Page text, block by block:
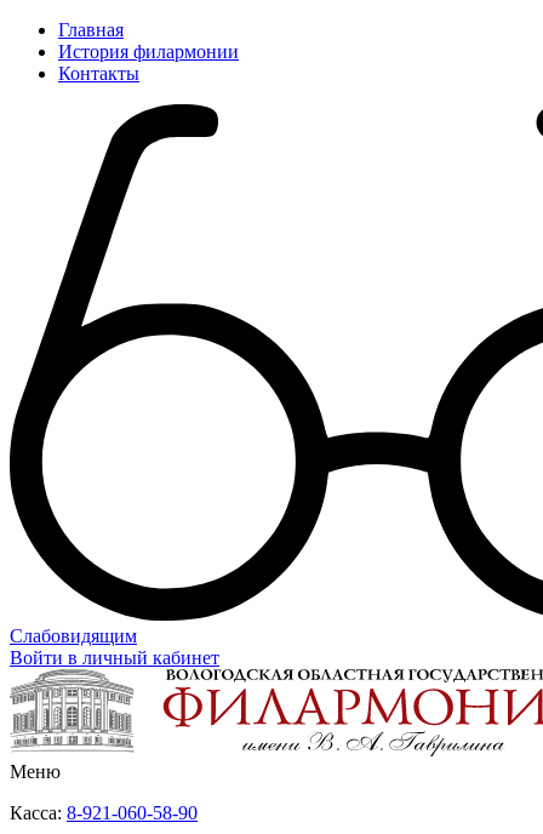
Главная
История филармонии
Контакты
Слабовидящим
Войти в личный кабинет
Меню
Касса: 8-921-060-58-90